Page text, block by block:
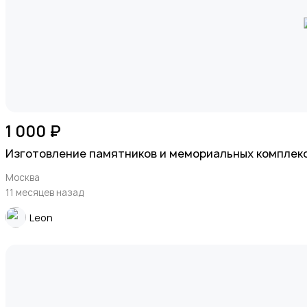
Организация праздников
Фото- и видеосъемка
1 000 ₽
Изготовление памятников и мемориальных
Москва
11 месяцев назад
Leon